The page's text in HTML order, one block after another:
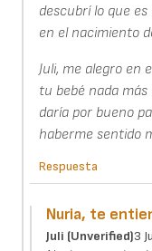
descubrí lo que
en el nacimiento
Juli, me alegro en
tu bebé nada más
daría por bueno
haberme sentido
Respuesta
Nuria, te
Juli (unverified)3